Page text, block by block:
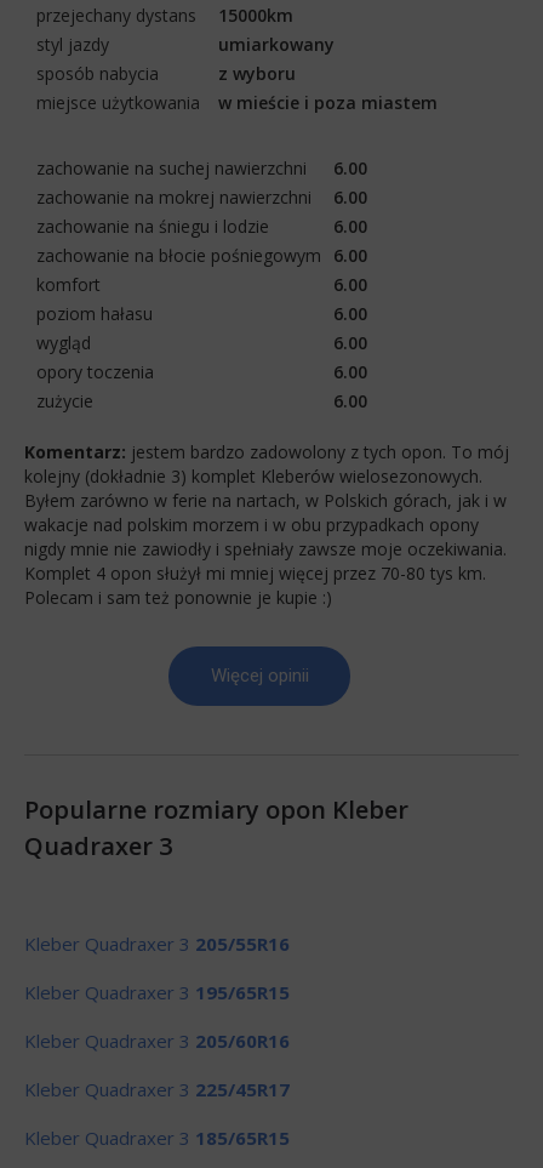
przejechany dystans
15000km
styl jazdy
umiarkowany
sposób nabycia
z wyboru
miejsce użytkowania
w mieście i poza miastem
zachowanie na suchej nawierzchni
6.00
zachowanie na mokrej nawierzchni
6.00
zachowanie na śniegu i lodzie
6.00
zachowanie na błocie pośniegowym
6.00
komfort
6.00
poziom hałasu
6.00
wygląd
6.00
opory toczenia
6.00
zużycie
6.00
Komentarz: jestem bardzo zadowolony z tych opon. To mój
kolejny (dokładnie 3) komplet Kleberów wielosezonowych.
Byłem zarówno w ferie na nartach, w Polskich górach, jak i w
wakacje nad polskim morzem i w obu przypadkach opony
nigdy mnie nie zawiodły i spełniały zawsze moje oczekiwania.
Komplet 4 opon służył mi mniej więcej przez 70-80 tys km.
Polecam i sam też ponownie je kupie :)
Więcej opinii
Popularne rozmiary opon Kleber
Quadraxer 3
Kleber Quadraxer 3 205/55R16
Kleber Quadraxer 3 195/65R15
Kleber Quadraxer 3 205/60R16
Kleber Quadraxer 3 225/45R17
Kleber Quadraxer 3 185/65R15